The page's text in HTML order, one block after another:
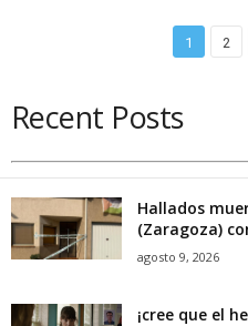
1 2
Recent Posts
Hallados
(Zaragoza)
agosto 9, 2026
¡cree que el